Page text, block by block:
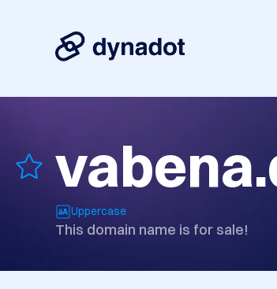
Uppercase
This domain name is for sale!